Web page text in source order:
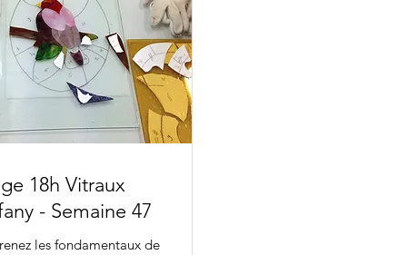
18h Vitraux
- Semaine 47
les fondamentaux de